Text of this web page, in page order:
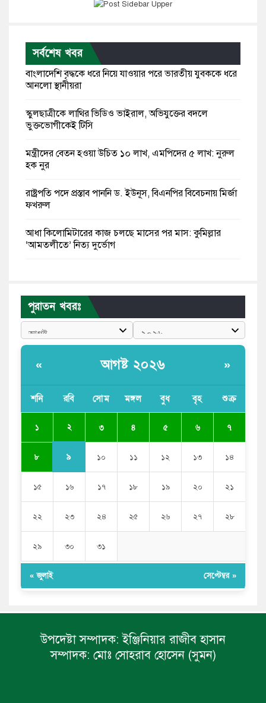
সর্বশেষ খবর
বাংলাদেশি বৃদ্ধকে ধরে নিয়ে যাওয়ার পরে ভারতীয় যুবককে ধরে
আনলো স্থানীয়রা
স্কুলছাত্রীকে লাথির ভিডিও ভাইরাল, অভিযুক্তের বদলে
ভুক্তভোগীকেই টিসি
মন্ত্রীদের বেতন হওয়া উচিত ১০ লাখ, এমপিদের ৫ লাখ: নুরুল
হক নুর
রাষ্ট্রপতি পদে প্রস্তাব পাননি ড. ইউনূস, বিএনপির বিবেচনায় মির্জা
ফখরুল
আধা কিলোমিটারের কাজ চলছে মাসের পর মাস: কুমিল্লার
‘আমতলীতে’ নিত্য দুর্ভোগ
পুলিশকে পিটিয়ে রক্তাক্ত করেছি এ দৃশ্য কি আপনারা দেখেননি:
এনসিপি নেতা
সরকার
সজীব ওয়াজেদ জয়
পুরাতন খবরঃ
« আগষ্ট ২০২৬ »
শনি রবি সোম মঙ্গল বুধ বৃহ শুক্র
১ ২ ৩ ৪ ৫ ৬ ৭
৮ ৯ ১০ ১১ ১২ ১৩ ১৪
১৫ ১৬ ১৭ ১৮ ১৯ ২০ ২১
২২ ২৩ ২৪ ২৫ ২৬ ২৭ ২৮
২৯ ৩০ ৩১
« জুলাই সেপ্টেম্বর »
উপদেষ্টা সম্পাদক: ইঞ্জিনিয়ার রাজীব হাসান
সম্পাদক: মোঃ সোহরাব হোসেন (সুমন)